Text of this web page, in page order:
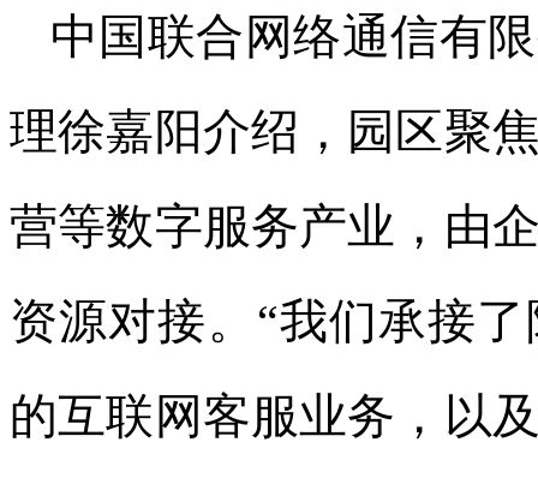
中国联合网络通信有
理徐嘉阳介绍，园区聚
营等数字服务产业，由
资源对接。“我们承接
的互联网客服业务，以